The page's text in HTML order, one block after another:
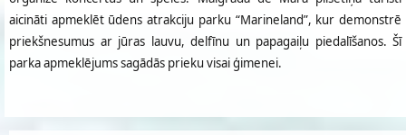
aicināti apmeklēt ūdens atrakciju parku “Marineland”, kur demonstrē
priekšnesumus ar jūras lauvu, delfīnu un papagaiļu piedalīšanos. Šī
parka apmeklējums sagādās prieku visai ģimenei.